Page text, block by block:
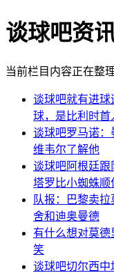
谈球吧资
当前栏目内容正在整
谈球吧就有进球
球，是比利时首
谈球吧罗马诺：
维韦尔了解他
谈球吧阿根廷跟
塔罗比小蜘蛛顺
队报：巴黎卖
舍和迪奥曼德
有什么想对莫德
笑
谈球吧切尔西中